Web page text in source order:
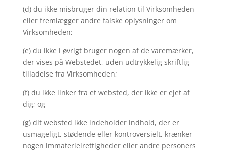
(d) du ikke misbruger din relation til Virksomheden
eller fremlægger andre falske oplysninger om
Virksomheden;
(e) du ikke i øvrigt bruger nogen af de varemærker,
der vises på Webstedet, uden udtrykkelig skriftlig
tilladelse fra Virksomheden;
(f) du ikke linker fra et websted, der ikke er ejet af
dig; og
(g) dit websted ikke indeholder indhold, der er
usmageligt, stødende eller kontroversielt, krænker
nogen immaterielrettigheder eller andre personers